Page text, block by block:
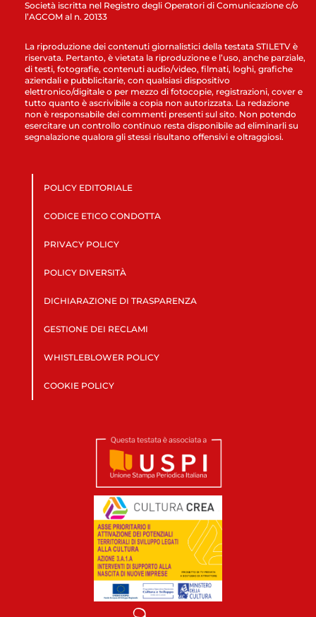
Società iscritta nel Registro degli Operatori di Comunicazione c/o
l’AGCOM al n. 20133
La riproduzione dei contenuti giornalistici della testata STILETV è
riservata. Pertanto, è vietata la riproduzione e l’uso, anche parziale,
di testi, fotografie, contenuti audio/video, filmati, loghi, grafiche
aziendali e pubblicitarie, con qualsiasi dispositivo
elettronico/digitale o per mezzo di fotocopie, registrazioni, cover e
tutto quanto è ascrivibile a copia non autorizzata. La redazione
non è responsabile dei commenti presenti sul sito. Non potendo
esercitare un controllo continuo resta disponibile ad eliminarli su
segnalazione qualora gli stessi risultano offensivi e oltraggiosi.
POLICY EDITORIALE
CODICE ETICO CONDOTTA
PRIVACY POLICY
POLICY DIVERSITÀ
DICHIARAZIONE DI TRASPARENZA
GESTIONE DEI RECLAMI
WHISTLEBLOWER POLICY
COOKIE POLICY